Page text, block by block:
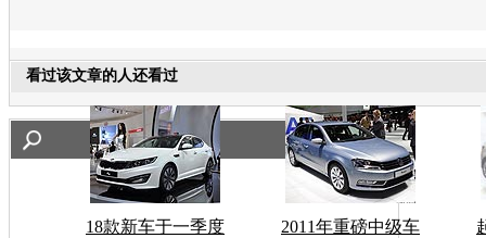
看过该文章的人还看过
18款新车于一季度
2011年重磅中级车